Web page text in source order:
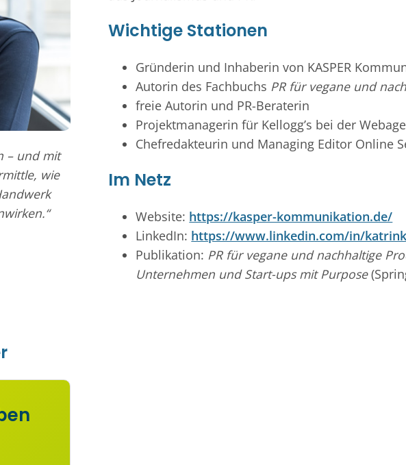
– und mit
wie
Wichtige Stationen
Gründerin und Inhaberin von KASPER
Autorin des Fachbuchs PR für vegane und
freie Autorin und PR-Beraterin
Projektmanagerin für Kellogg’s bei der
Chefredakteurin und Managing Editor Online
Im Netz
Website: https://kasper-kommunikation.de/
LinkedIn: https://www.linkedin.com/in/
Publikation: PR für vegane und nachhaltige
Unternehmen und Start-ups mit Purpose